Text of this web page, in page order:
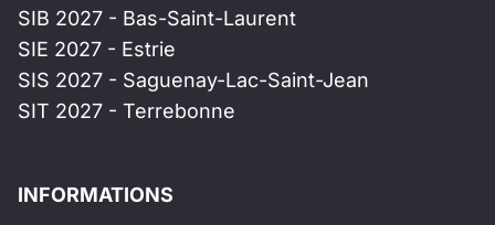
SIB 2027 - Bas-Saint-Laurent
SIE 2027 - Estrie
SIS 2027 - Saguenay-Lac-Saint-Jean
SIT 2027 - Terrebonne
INFORMATIONS